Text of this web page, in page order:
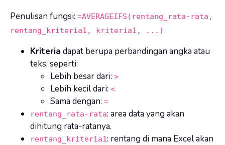
Penulisan fungsi: =AVERAGEIFS(rentang_rata-rata,
rentang_kriteria1, kriteria1, ...)
Kriteria dapat berupa perbandingan angka atau
teks, seperti:
Lebih besar dari: >
Lebih kecil dari: <
Sama dengan: =
rentang_rata-rata: area data yang akan
dihitung rata-ratanya.
rentang_kriteria1: rentang di mana Excel akan